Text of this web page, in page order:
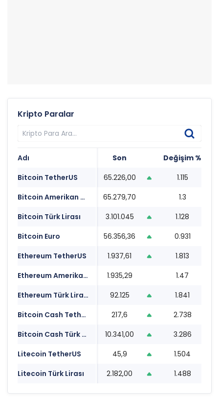
Kripto Paralar
Adı Son Değişim %
Bitcoin TetherUS
65.226,00 1.115
Bitcoin Amerikan Doları
65.279,70 1.3
Bitcoin Türk Lirası
3.101.045 1.128
Bitcoin Euro
56.356,36 0.931
Ethereum TetherUS
1.937,61 1.813
Ethereum Amerikan Doları
1.935,29 1.47
Ethereum Türk Lirası
92.125 1.841
Bitcoin Cash TetherUS
217,6 2.738
Bitcoin Cash Türk Lirası
10.341,00 3.286
Litecoin TetherUS
45,9 1.504
Litecoin Türk Lirası
2.182,00 1.488